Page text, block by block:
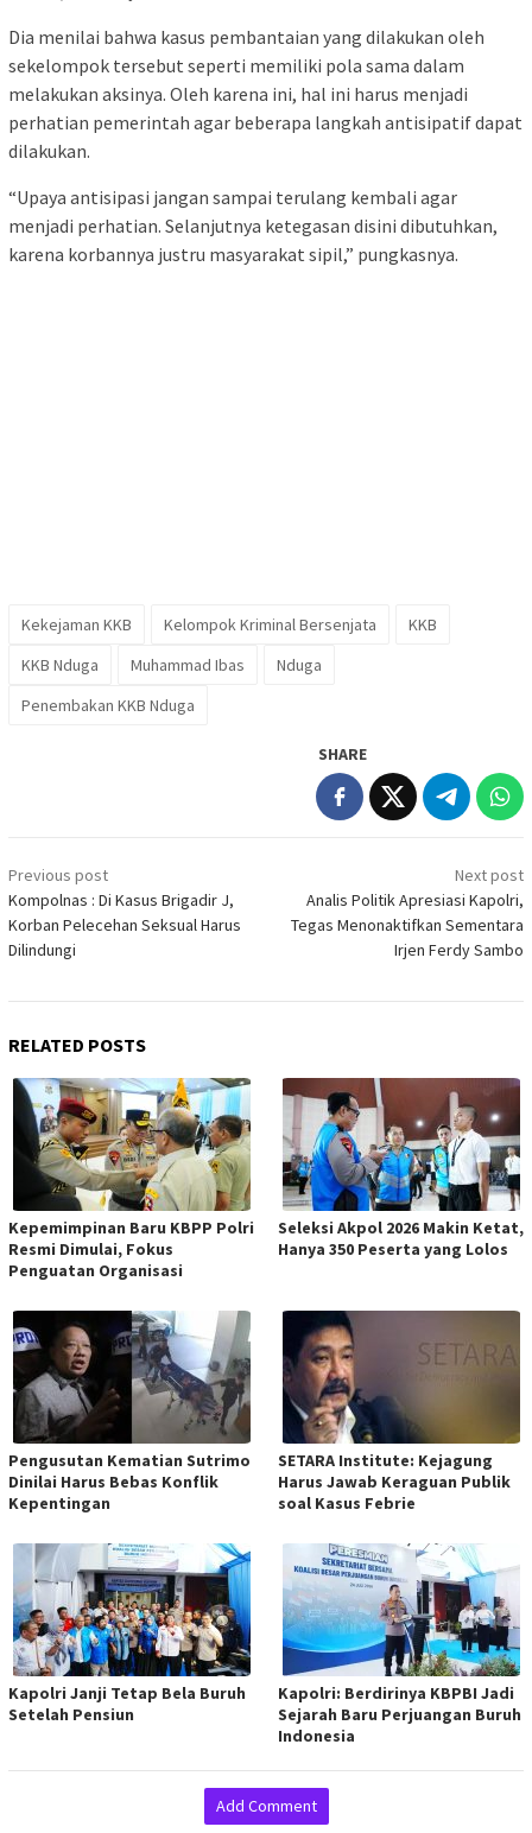
Dia menilai bahwa kasus pembantaian yang dilakukan oleh
sekelompok tersebut seperti memiliki pola sama dalam
melakukan aksinya. Oleh karena ini, hal ini harus menjadi
perhatian pemerintah agar beberapa langkah antisipatif dapat
dilakukan.
“Upaya antisipasi jangan sampai terulang kembali agar
menjadi perhatian. Selanjutnya ketegasan disini dibutuhkan,
karena korbannya justru masyarakat sipil,” pungkasnya.
Kekejaman KKB Kelompok Kriminal Bersenjata
KKB
KKB Nduga
Muhammad Ibas
Nduga
Penembakan KKB Nduga
SHARE
Post
navigation
Previous post
Kompolnas : Di Kasus Brigadir J,
Korban Pelecehan Seksual Harus
Dilindungi
Next post
Analis Politik Apresiasi Kapolri,
Tegas Menonaktifkan Sementara
Irjen Ferdy Sambo
RELATED POSTS
Kepemimpinan Baru KBPP Polri
Resmi Dimulai, Fokus
Penguatan Organisasi
Seleksi Akpol 2026 Makin Ketat,
Hanya 350 Peserta yang Lolos
Pengusutan Kematian Sutrimo
Dinilai Harus Bebas Konflik
Kepentingan
SETARA Institute: Kejagung
Harus Jawab Keraguan Publik
soal Kasus Febrie
Kapolri Janji Tetap Bela Buruh
Setelah Pensiun
Kapolri: Berdirinya KBPBI Jadi
Sejarah Baru Perjuangan Buruh
Indonesia
Add Comment